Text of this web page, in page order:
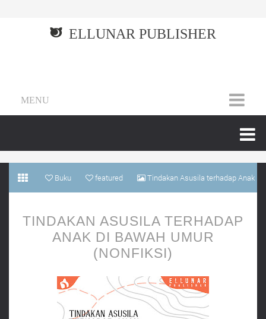
ELLUNAR PUBLISHER
MENU
Buku featured Tindakan Asusila terhadap Anak
TINDAKAN ASUSILA TERHADAP
ANAK DI BAWAH UMUR
(NONFIKSI)